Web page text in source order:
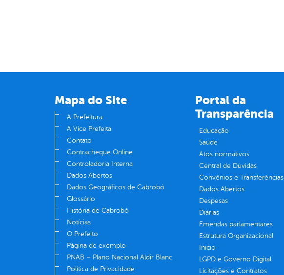
Mapa do Site
A Prefeitura
A Vice Prefeita
Contato
Contracheque Online
Controladoria Interna
Dados Abertos
Dados Geográficos de Cabrobó
Glossário
História de Cabrobó
Notícias
O Prefeito
Página de exemplo
PNAB – Plano Nacional Aldir Blanc
Política de Privacidade
Portal da
Transparência
Educação
Saúde
Atos normativos
Central de Dúvidas
Convênios e Transferências
Dados Abertos
Despesas
Diárias
Emendas parlamentares
Estrutura Organizacional
Inicio
LGPD e Governo Digital
Licitações e Contratos